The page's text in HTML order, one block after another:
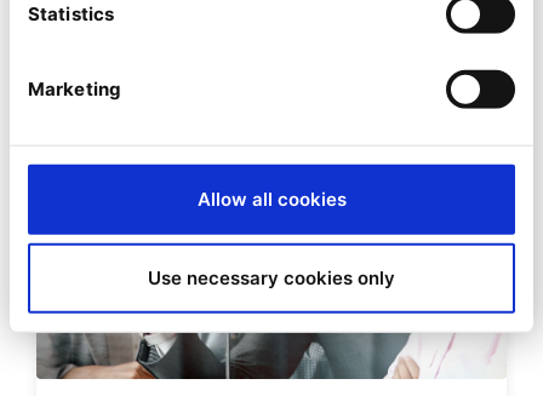
Statistics
Marketing
Allow all cookies
Use necessary cookies only